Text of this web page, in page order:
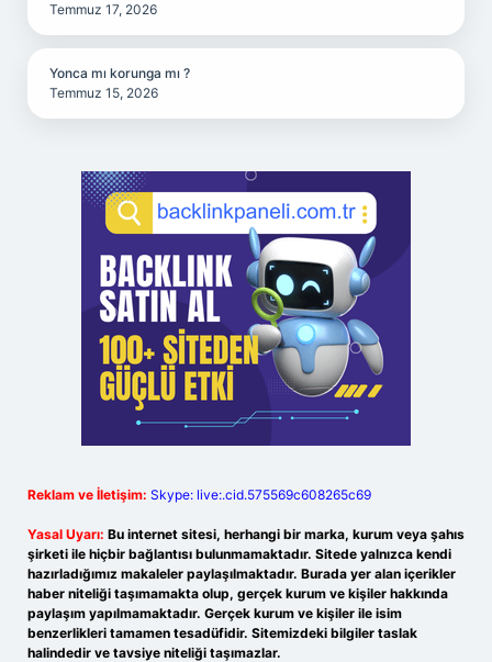
Temmuz 17, 2026
Yonca mı korunga mı ?
Temmuz 15, 2026
Reklam ve İletişim: Skype: live:.cid.575569c608265c69
Yasal Uyarı: Bu internet sitesi, herhangi bir marka, kurum veya şahıs
şirketi ile hiçbir bağlantısı bulunmamaktadır. Sitede yalnızca kendi
hazırladığımız makaleler paylaşılmaktadır. Burada yer alan içerikler
haber niteliği taşımamakta olup, gerçek kurum ve kişiler hakkında
paylaşım yapılmamaktadır. Gerçek kurum ve kişiler ile isim
benzerlikleri tamamen tesadüfidir. Sitemizdeki bilgiler taslak
halindedir ve tavsiye niteliği taşımazlar.